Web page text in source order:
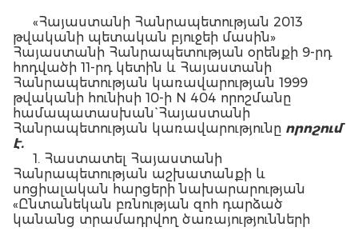
«Հայաստանի Հանրապետության 2013
թվականի պետական բյուջեի մասին»
Հայաստանի Հանրապետության օրենքի 9-րդ
հոդվածի 11-րդ կետին և Հայաստանի
Հանրապետության կառավարության 1999
թվականի հունիսի 10-ի N 404 որոշմանը
համապատասխան` Հայաստանի
Հանրապետության կառավարությունը որոշում
է.
1. Հաստատել Հայաստանի
Հանրապետության աշխատանքի և
սոցիալական հարցերի նախարարության
«Ընտանեկան բռնության զոհ դարձած
կանանց տրամադրվող ծառայությունների